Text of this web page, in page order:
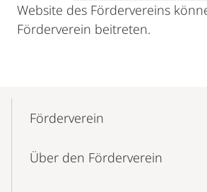
Website des Fördervereins
Förderverein beitreten.
NavigationFörderverein
Über den Förderverein